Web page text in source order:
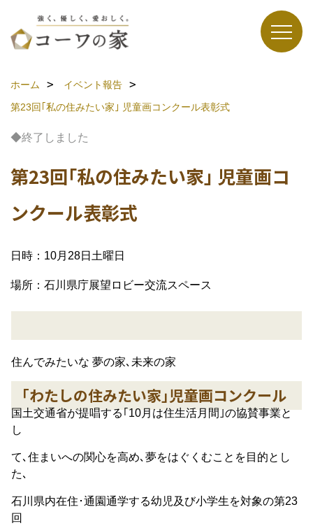
ホーム
イベント報告
第23回｢私の住みたい家｣ 児童画コンクール表彰式
◆終了しました
第23回｢私の住みたい家｣ 児童画コ
ンクール表彰式
日時：10月28日土曜日
場所：石川県庁展望ロビー交流スペース
住んでみたいな 夢の家､未来の家
｢わたしの住みたい家｣児童画コンクール
国土交通省が提唱する｢10月は住生活月間｣の協賛事業と
し
て､住まいへの関心を高め､夢をはぐくむことを目的とし
た､
石川県内在住･通園通学する幼児及び小学生を対象の第23
回